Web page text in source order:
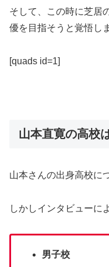
そして、この時に芝居
優を目指そうと覚悟し
[quads id=1]
山本直寛の高校
山本さんの出身高校に
しかしインタビューに
男子校